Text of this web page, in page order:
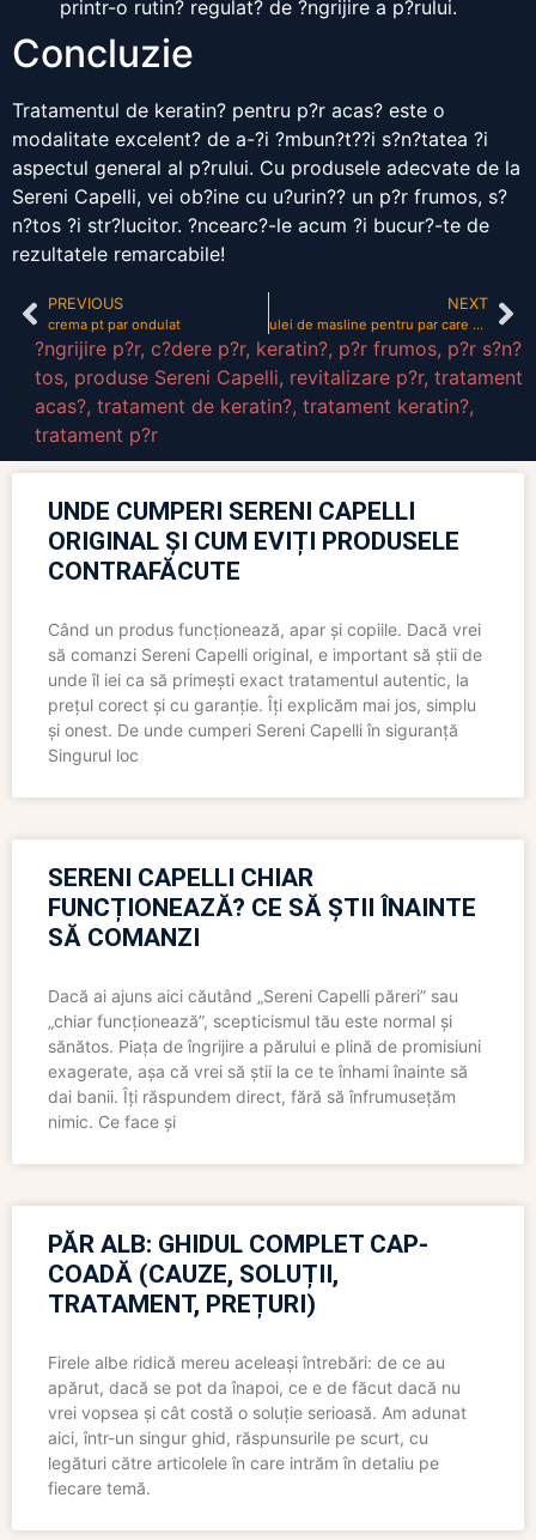
printr-o rutin? regulat? de ?ngrijire a p?rului.
Concluzie
Tratamentul de keratin? pentru p?r acas? este o
modalitate excelent? de a-?i ?mbun?t??i s?n?tatea ?i
aspectul general al p?rului. Cu produsele adecvate de la
Sereni Capelli, vei ob?ine cu u?urin?? un p?r frumos, s?
n?tos ?i str?lucitor. ?ncearc?-le acum ?i bucur?-te de
rezultatele remarcabile!
PREVIOUS
crema pt par ondulat
NEXT
ulei de masline pentru par care cade
?ngrijire p?r, c?dere p?r, keratin?, p?r frumos, p?r s?n?
tos, produse Sereni Capelli, revitalizare p?r, tratament
acas?, tratament de keratin?, tratament keratin?,
tratament p?r
UNDE CUMPERI SERENI CAPELLI
ORIGINAL ȘI CUM EVIȚI PRODUSELE
CONTRAFĂCUTE
Când un produs funcționează, apar și copiile. Dacă vrei
să comanzi Sereni Capelli original, e important să știi de
unde îl iei ca să primești exact tratamentul autentic, la
prețul corect și cu garanție. Îți explicăm mai jos, simplu
și onest. De unde cumperi Sereni Capelli în siguranță
Singurul loc
SERENI CAPELLI CHIAR
FUNCȚIONEAZĂ? CE SĂ ȘTII ÎNAINTE
SĂ COMANZI
Dacă ai ajuns aici căutând „Sereni Capelli păreri” sau
„chiar funcționează”, scepticismul tău este normal și
sănătos. Piața de îngrijire a părului e plină de promisiuni
exagerate, așa că vrei să știi la ce te înhami înainte să
dai banii. Îți răspundem direct, fără să înfrumusețăm
nimic. Ce face și
PĂR ALB: GHIDUL COMPLET CAP-
COADĂ (CAUZE, SOLUȚII,
TRATAMENT, PREȚURI)
Firele albe ridică mereu aceleași întrebări: de ce au
apărut, dacă se pot da înapoi, ce e de făcut dacă nu
vrei vopsea și cât costă o soluție serioasă. Am adunat
aici, într-un singur ghid, răspunsurile pe scurt, cu
legături către articolele în care intrăm în detaliu pe
fiecare temă.